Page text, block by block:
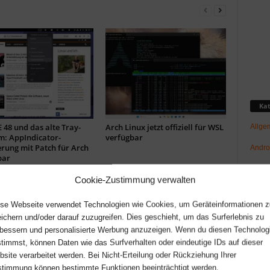
Cookie-Zustimmung verwalten
Webseite verwendet Technologien wie Cookies, um Geräteinformationen
und/oder darauf zuzugreifen. Dies geschieht, um das Surferlebnis zu
und personalisierte Werbung anzuzeigen. Wenn du diesen
können Daten wie das Surfverhalten oder eindeutige IDs auf dieser
verarbeitet werden. Bei Nicht-Erteilung oder Rückziehung Ihrer
können bestimmte Funktionen beeinträchtigt werden.
48 und das alte Tray-
AppIndicator-
mit Patch für Arch
Arch Linux jetzt offiziell für WSL
verfügbar
News